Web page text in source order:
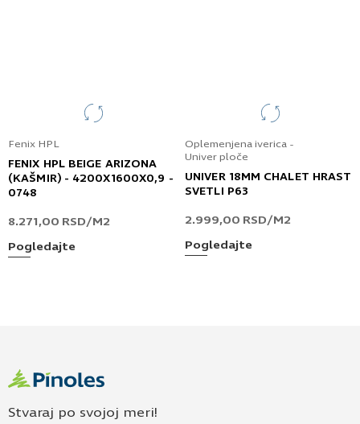
Fenix HPL
FENIX HPL BEIGE ARIZONA
(KAŠMIR) - 4200X1600X0,9 -
0748
8.271,00 RSD/M2
Pogledajte
Oplemenjena iverica -
Univer ploče
UNIVER 18MM CHALET HRAST
SVETLI P63
2.999,00 RSD/M2
Pogledajte
Stvaraj po svojoj meri!